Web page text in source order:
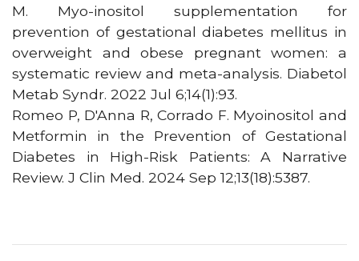
M. Myo-inositol supplementation for
prevention of gestational diabetes mellitus in
overweight and obese pregnant women: a
systematic review and meta-analysis. Diabetol
Metab Syndr. 2022 Jul 6;14(1):93.
Romeo P, D'Anna R, Corrado F. Myoinositol and
Metformin in the Prevention of Gestational
Diabetes in High-Risk Patients: A Narrative
Review. J Clin Med. 2024 Sep 12;13(18):5387.